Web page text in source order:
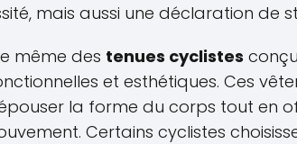
mais aussi une déclaration de
même des tenues cyclistes
et esthétiques. Ces
la forme du corps tout en
Certains cyclistes